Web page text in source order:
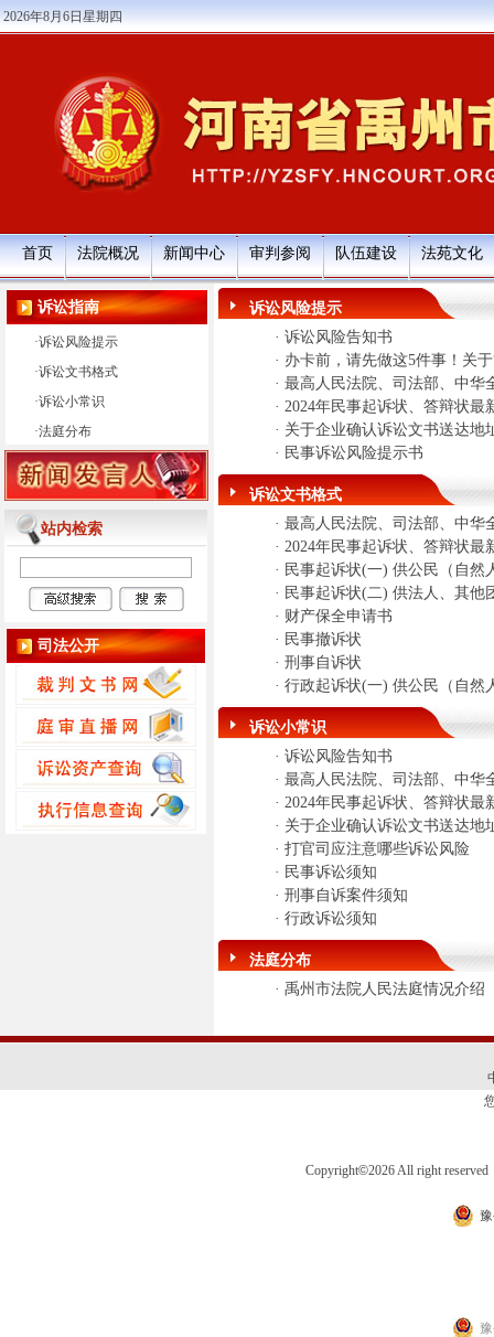
2026年8月6日星期四
首页 法院概况 新闻中心 审判参阅 队伍建设 法苑文化
诉讼指南
·诉讼风险提示
·诉讼文书格式
·诉讼小常识
·法庭分布
站内检索
司法公开
诉讼风险提示
· 诉讼风险告知书
· 办卡前，请先做这5件事！关
· 最高人民法院、司法部、中华
· 2024年民事起诉状、答辩状最
· 关于企业确认诉讼文书送达地
· 民事诉讼风险提示书
诉讼文书格式
· 最高人民法院、司法部、中华
· 2024年民事起诉状、答辩状最
· 民事起诉状(一) 供公民（自然
· 民事起诉状(二) 供法人、其他
· 财产保全申请书
· 民事撤诉状
· 刑事自诉状
· 行政起诉状(一) 供公民（自然
诉讼小常识
· 诉讼风险告知书
· 最高人民法院、司法部、中华
· 2024年民事起诉状、答辩状最
· 关于企业确认诉讼文书送达地
· 打官司应注意哪些诉讼风险
· 民事诉讼须知
· 刑事自诉案件须知
· 行政诉讼须知
法庭分布
· 禹州市法院人民法庭情况介绍
Copyright©2026 All right